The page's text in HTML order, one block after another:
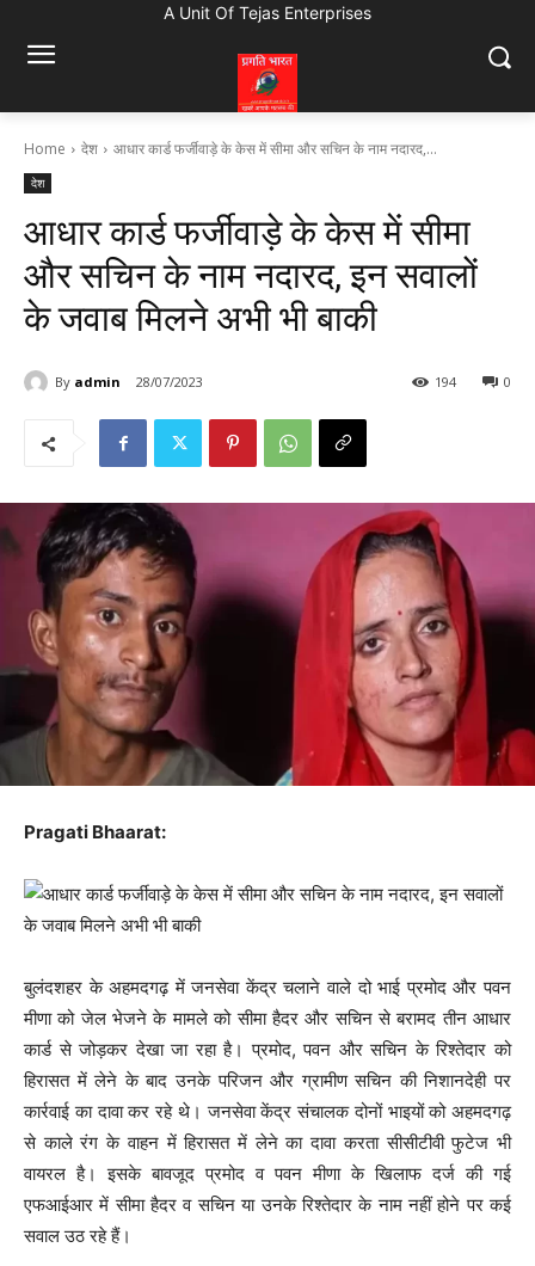
A Unit Of Tejas Enterprises
Home देश आधार कार्ड फर्जीवाड़े के केस में सीमा और सचिन के नाम नदारद,...
देश
आधार कार्ड फर्जीवाड़े के केस में सीमा
और सचिन के नाम नदारद, इन सवालों
के जवाब मिलने अभी भी बाकी
By admin 28/07/2023 0
194
Pragati Bhaarat:
बुलंदशहर के अहमदगढ़ में जनसेवा केंद्र चलाने वाले दो भाई प्रमोद और पवन
मीणा को जेल भेजने के मामले को सीमा हैदर और सचिन से बरामद तीन आधार
कार्ड से जोड़कर देखा जा रहा है। प्रमोद, पवन और सचिन के रिश्तेदार को
हिरासत में लेने के बाद उनके परिजन और ग्रामीण सचिन की निशानदेही पर
कार्रवाई का दावा कर रहे थे। जनसेवा केंद्र संचालक दोनों भाइयों को अहमदगढ़
से काले रंग के वाहन में हिरासत में लेने का दावा करता सीसीटीवी फुटेज भी
वायरल है। इसके बावजूद प्रमोद व पवन मीणा के खिलाफ दर्ज की गई
एफआईआर में सीमा हैदर व सचिन या उनके रिश्तेदार के नाम नहीं होने पर कई
सवाल उठ रहे हैं।